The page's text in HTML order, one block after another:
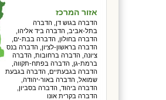
אזור המרכז
הדברה בגוש דן, הדברה
בתל-אביב, הדברה ביד אליהו,
הדברה בחולון, הדברה בבת-ים,
הדברה בראשון-לציון, הדברה בנס
ציונה, הדברה ברחובות, הדברה
ברמת-גן, הדברה בפתח-תקווה,
הדברה בגבעתיים, הדברה בגבעת
שמואל, הדברה באור-יהודה,
הדברה ביהוד, הדברה בסביון,
הדברה בקרית אונו